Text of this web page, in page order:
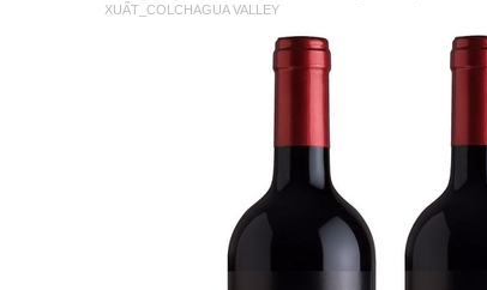
VANG TÂY BAN NHA
RƯỢU VANG NGỌT
RƯỢU VANG BỊCH
XUẤT_COLCHAGUA VALLEY